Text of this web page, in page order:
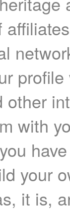
other
with
your
it is,